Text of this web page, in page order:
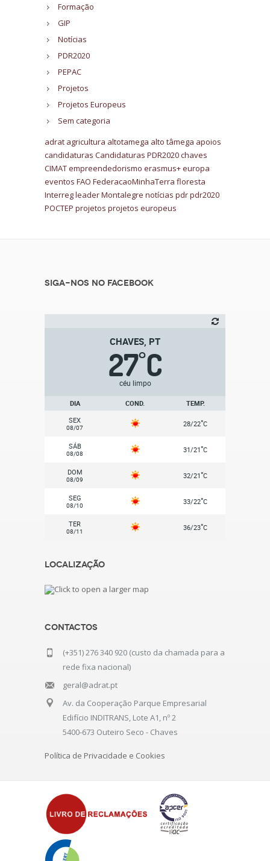
Formação
GIP
Notícias
PDR2020
PEPAC
Projetos
Projetos Europeus
Sem categoria
adrat agricultura altotamega alto tâmega apoios
candidaturas Candidaturas PDR2020chaves
CIMATempreendedorismo erasmus+europa
eventos FAO FederacaoMinhaTerra floresta
InterregleaderMontalegre notícias pdrpdr2020
POCTEP projetos projetos europeus
Siga-nos no Facebook
CHAVES, PT
27°C
céu limpo
DIA COND.
TEMP.
SEX
08/07 28/22°C
SÁB
08/08 31/21°C
DOM
08/09 32/21°C
SEG
08/10 33/22°C
TER
08/11 36/23°C
Localização
Contactos
(+351) 276 340 920 (custo da chamada para a
rede fixa nacional)
geral@adrat.pt
Av. da Cooperação Parque Empresarial
Edifício INDITRANS, Lote A1, nº 2
5400-673 Outeiro Seco - Chaves
Política de Privacidade e Cookies